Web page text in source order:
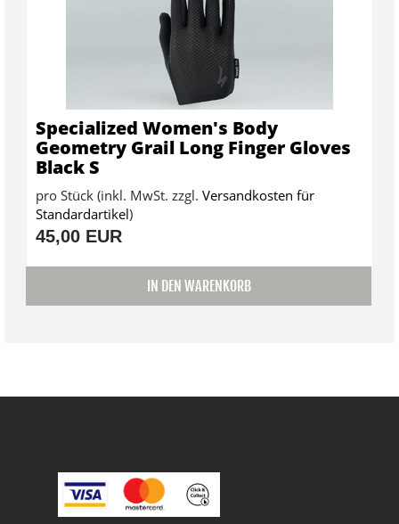
Specialized Women's Body
Geometry Grail Long Finger Gloves
Black S
pro Stück (inkl. MwSt. zzgl. Versandkosten für
Standardartikel)
45,00 EUR
IN DEN WARENKORB